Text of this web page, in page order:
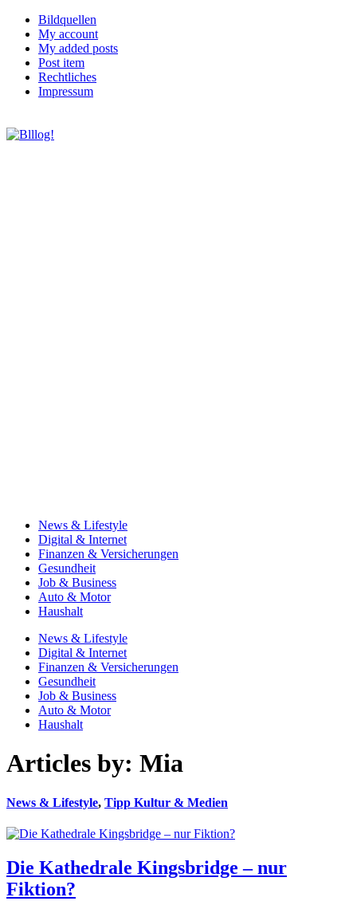
Bildquellen
My account
My added posts
Post item
Rechtliches
Impressum
News & Lifestyle
Digital & Internet
Finanzen & Versicherungen
Gesundheit
Job & Business
Auto & Motor
Haushalt
News & Lifestyle
Digital & Internet
Finanzen & Versicherungen
Gesundheit
Job & Business
Auto & Motor
Haushalt
Articles by: Mia
News & Lifestyle, Tipp Kultur & Medien
Die Kathedrale Kingsbridge – nur
Fiktion?